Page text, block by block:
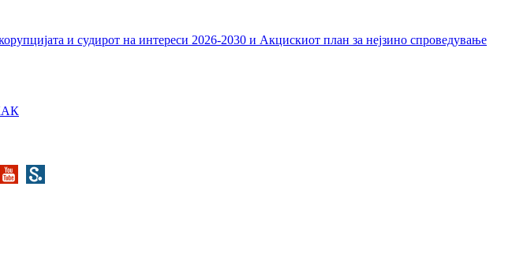
и судирот на интереси 2026-2030 и Акцискиот план за нејзино спроведување